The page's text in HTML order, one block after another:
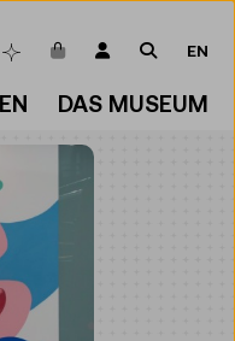
DAS MUSEUM
MERKLISTEARTIKEL IM
LOGIN SUCHE
EN